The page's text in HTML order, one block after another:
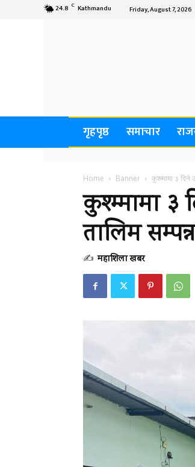
24.8 C Kathmandu Friday, August 7, 2026
गृहपृष्ठ समाचार
Home Banner कुश्म्मामा ३
कुश्म्मामा
तालिम सम्पन्न
✍ महाशिला खबर